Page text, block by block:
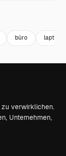
büro laptop
zu verwirklichen.
Unternehmen,